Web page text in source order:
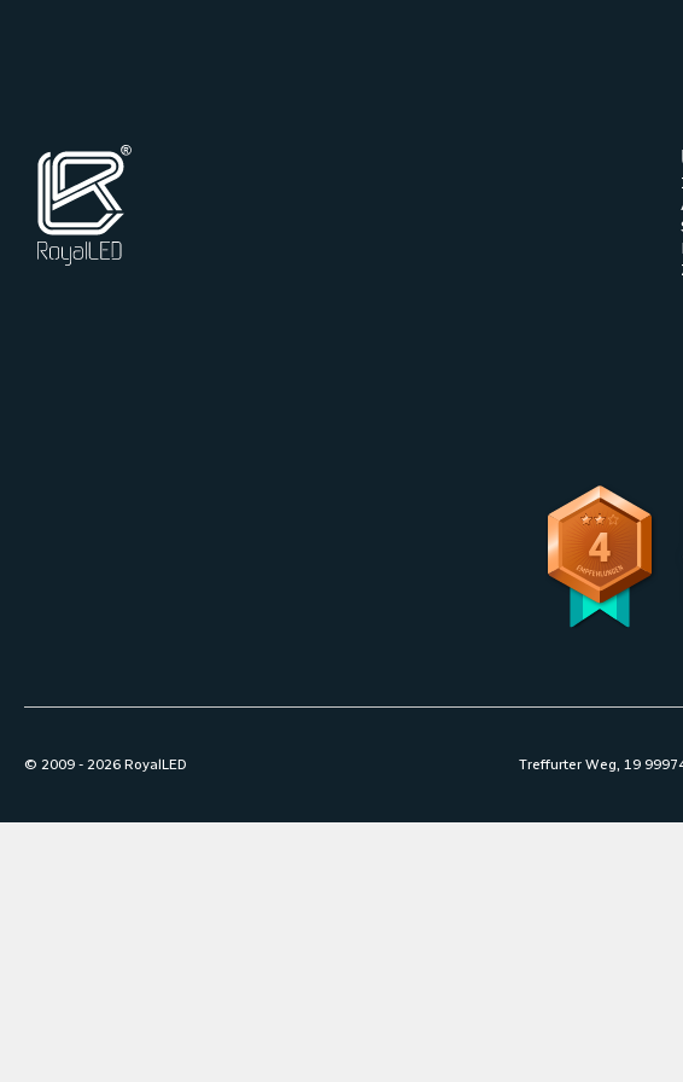
© 2009 - 2026 RoyalLED Treffurter Weg, 19